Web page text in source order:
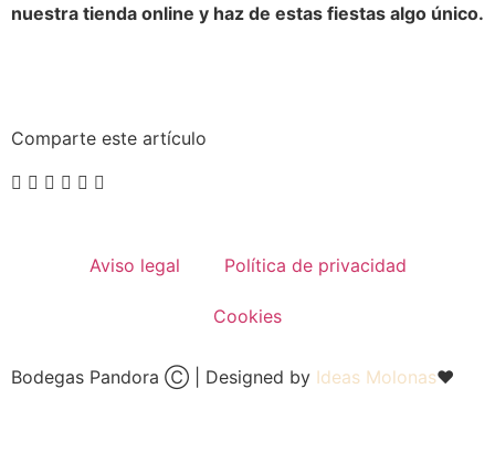
nuestra tienda online y haz de estas fiestas algo único.
Comparte este artículo
Aviso legal Política de privacidad
Cookies
Bodegas Pandora Ⓒ | Designed by Ideas Molonas❤